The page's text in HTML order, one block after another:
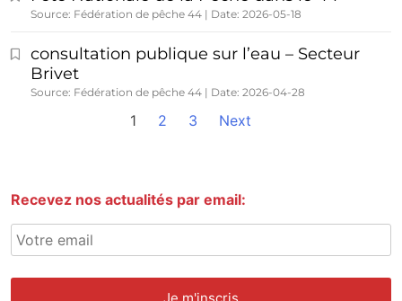
Source: Fédération de pêche 44 Date: 2026-05-18
consultation publique sur l’eau – Secteur
Brivet
Source: Fédération de pêche 44 Date: 2026-04-28
1 2 3 Next
Recevez nos actualités par email: